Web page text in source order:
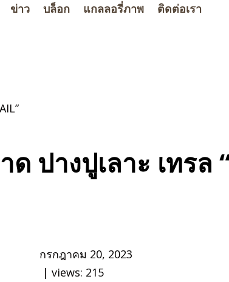
ข่าว บล็อก แกลลอรี่ภาพ ติดต่อเรา
ปางปูเลาะ เทรล
กรกฎาคม 20, 2023
| views: 215